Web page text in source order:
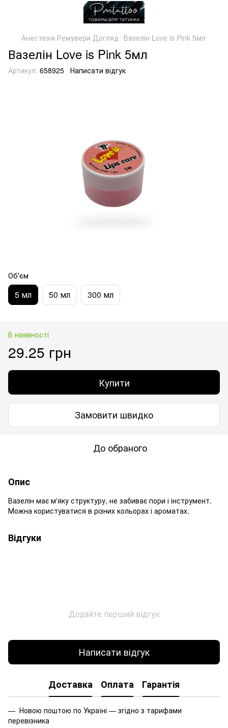
Анестезія Ремувери Догляд Вазелін Love is Pink 5мл
Вазелін Love is Pink 5мл
Артикул: 658925 Написати відгук
Об'єм
5 мл 50 мл 300 мл
В наявності
29.25 грн
Купити
Замовити швидко
До обраного
Опис
Вазелін має м'яку структуру, не забиває пори і інструмент.
Можна користуватися в різних кольорах і ароматах.
Відгуки
Додайте перший відгук
Написати відгук
Доставка Оплата Гарантія
— Новою поштою по Україні — згідно з тарифами
перевізника